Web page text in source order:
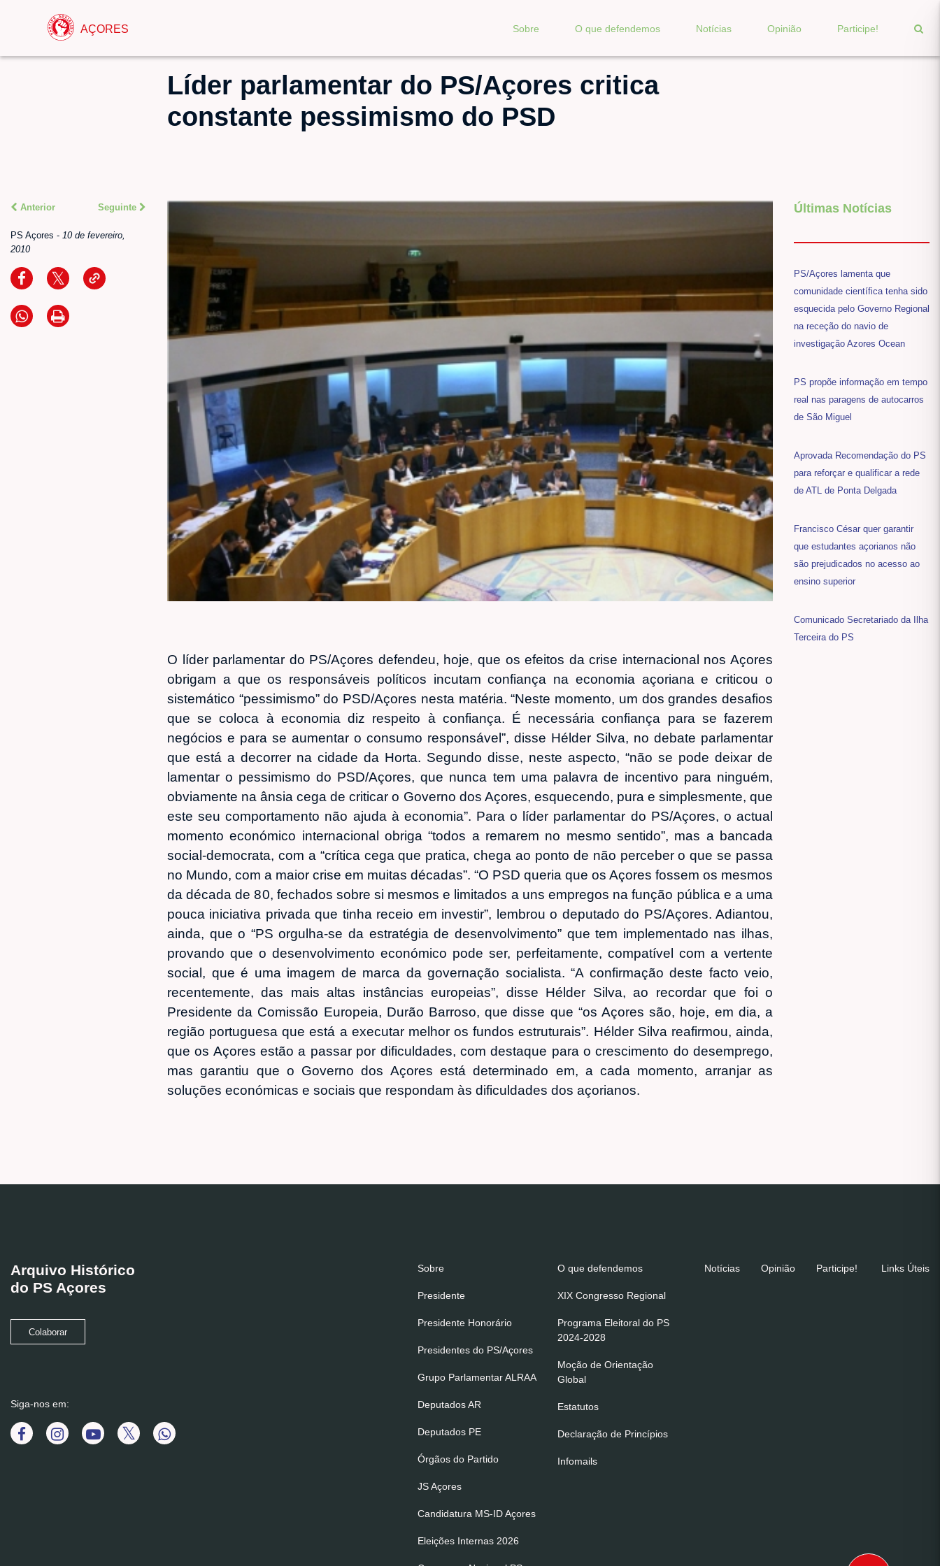
AÇORES Sobre O que defendemos Notícias Opinião Participe!
Líder parlamentar do PS/Açores critica
constante pessimismo do PSD
Anterior Seguinte
PS Açores - 10 de fevereiro,
2010
O líder parlamentar do PS/Açores defendeu, hoje, que os efeitos da crise internacional nos Açores
obrigam a que os responsáveis políticos incutam confiança na economia açoriana e criticou o
sistemático “pessimismo” do PSD/Açores nesta matéria. “Neste momento, um dos grandes desafios
que se coloca à economia diz respeito à confiança. É necessária confiança para se fazerem
negócios e para se aumentar o consumo responsável”, disse Hélder Silva, no debate parlamentar
que está a decorrer na cidade da Horta. Segundo disse, neste aspecto, “não se pode deixar de
lamentar o pessimismo do PSD/Açores, que nunca tem uma palavra de incentivo para ninguém,
obviamente na ânsia cega de criticar o Governo dos Açores, esquecendo, pura e simplesmente, que
este seu comportamento não ajuda à economia”. Para o líder parlamentar do PS/Açores, o actual
momento económico internacional obriga “todos a remarem no mesmo sentido”, mas a bancada
social-democrata, com a “crítica cega que pratica, chega ao ponto de não perceber o que se passa
no Mundo, com a maior crise em muitas décadas”. “O PSD queria que os Açores fossem os mesmos
da década de 80, fechados sobre si mesmos e limitados a uns empregos na função pública e a uma
pouca iniciativa privada que tinha receio em investir”, lembrou o deputado do PS/Açores. Adiantou,
ainda, que o “PS orgulha-se da estratégia de desenvolvimento” que tem implementado nas ilhas,
provando que o desenvolvimento económico pode ser, perfeitamente, compatível com a vertente
social, que é uma imagem de marca da governação socialista. “A confirmação deste facto veio,
recentemente, das mais altas instâncias europeias”, disse Hélder Silva, ao recordar que foi o
Presidente da Comissão Europeia, Durão Barroso, que disse que “os Açores são, hoje, em dia, a
região portuguesa que está a executar melhor os fundos estruturais”. Hélder Silva reafirmou, ainda,
que os Açores estão a passar por dificuldades, com destaque para o crescimento do desemprego,
mas garantiu que o Governo dos Açores está determinado em, a cada momento, arranjar as
soluções económicas e sociais que respondam às dificuldades dos açorianos.
Últimas Notícias
PS/Açores lamenta que
comunidade científica tenha sido
esquecida pelo Governo Regional
na receção do navio de
investigação Azores Ocean
PS propõe informação em tempo
real nas paragens de autocarros
de São Miguel
Aprovada Recomendação do PS
para reforçar e qualificar a rede
de ATL de Ponta Delgada
Francisco César quer garantir
que estudantes açorianos não
são prejudicados no acesso ao
ensino superior
Comunicado Secretariado da Ilha
Terceira do PS
Arquivo Histórico
do PS Açores
Colaborar
Siga-nos em:
Sobre
Presidente
Presidente Honorário
Presidentes do PS/Açores
Grupo Parlamentar ALRAA
Deputados AR
Deputados PE
Órgãos do Partido
JS Açores
Candidatura MS-ID Açores
Eleições Internas 2026
O que defendemos
XIX Congresso Regional
Programa Eleitoral do PS
2024-2028
Moção de Orientação
Global
Estatutos
Declaração de Princípios
Infomails
Notícias Opinião Participe! Links Úteis